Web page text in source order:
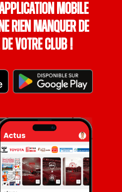
mobile
rien manquer de
de votre club !